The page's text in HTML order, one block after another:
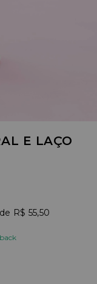
E LAÇO
R$ 55,50